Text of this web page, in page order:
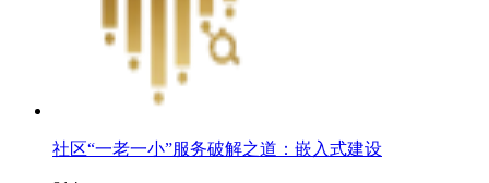
社区“一老一小”服务破解之道：嵌入式建设